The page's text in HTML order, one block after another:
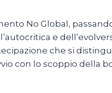
No Global,
e
che si
con lo scoppio della